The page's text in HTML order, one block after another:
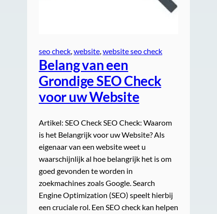
seo check, website, website seo check
Belang van een
Grondige SEO Check
voor uw Website
Artikel: SEO Check SEO Check: Waarom
is het Belangrijk voor uw Website? Als
eigenaar van een website weet u
waarschijnlijk al hoe belangrijk het is om
goed gevonden te worden in
zoekmachines zoals Google. Search
Engine Optimization (SEO) speelt hierbij
een cruciale rol. Een SEO check kan helpen